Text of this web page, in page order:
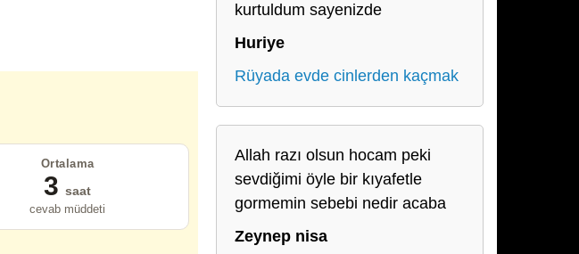
Ortalama
3 saat
cevab müddeti
kurtuldum sayenizde
Huriye
Rüyada evde cinlerden kaçmak
Allah razı olsun hocam peki
sevdiğimi öyle bir kıyafetle
gormemin sebebi nedir acaba
Zeynep nisa